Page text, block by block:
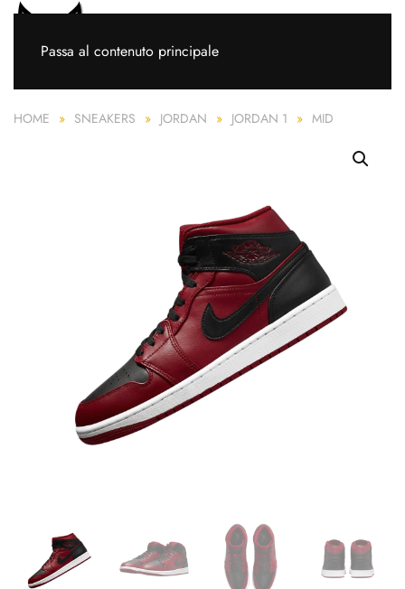
Passa al contenuto principale
HOME SNEAKERS JORDAN JORDAN 1 MID